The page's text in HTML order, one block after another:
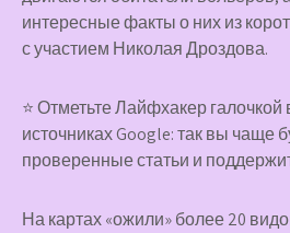
интересные факты о них из
с участием Николая Дроздова.
⭐ Отметьте Лайфхакер
источниках Google: так вы чаще
проверенные статьи и
На картах «ожили» более 20